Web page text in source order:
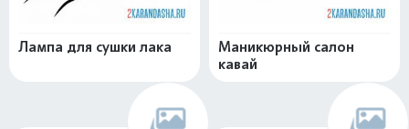
Лампа для сушки лака
Маникюрный салон
кавай